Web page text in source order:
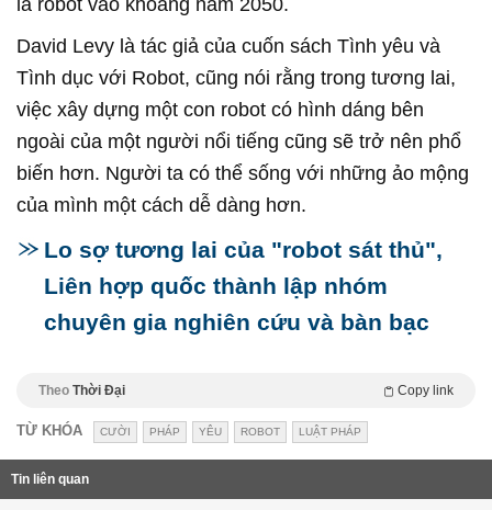
David Levy là tác giả của cuốn sách Tình yêu và
Tình dục với Robot, cũng nói rằng trong tương lai,
việc xây dựng một con robot có hình dáng bên
ngoài của một người nổi tiếng cũng sẽ trở nên phổ
biến hơn. Người ta có thể sống với những ảo mộng
của mình một cách dễ dàng hơn.
Lo sợ tương lai của "robot sát thủ",
Liên hợp quốc thành lập nhóm
chuyên gia nghiên cứu và bàn bạc
Theo Thời Đại Copy link
TỪ KHÓA CƯỜI PHÁP YÊU ROBOT LUẬT PHÁP
Tin liên quan